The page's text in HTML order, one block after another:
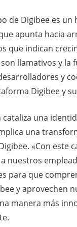
de Digibee es un
apunta hacia
que indican
llamativos y la
y
Digibee y
cataliza una
una
«Con este
nuestros
para que
y aprovechen
manera más